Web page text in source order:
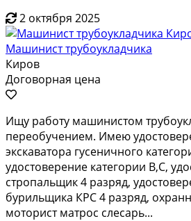
2 октября 2025
Машинист трубоукладчика
Киров
Договорная цена
Ищу работу машинистом
переобучением. Имею
экскаватора гусеничного
удостоверение категории В,С,
стропальщик 4 разряд,
бурильщика КРС 4 разряд,
моторист матрос слесарь...